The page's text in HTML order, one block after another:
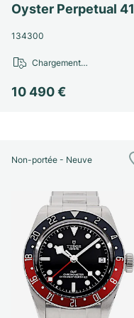
Oyster Perpetual 41
134300
10 490 €
Chargement…
Non-portée - Neuve